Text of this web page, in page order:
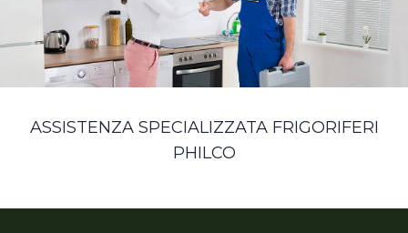
ASSISTENZA SPECIALIZZATA FRIGORIFERI
PHILCO